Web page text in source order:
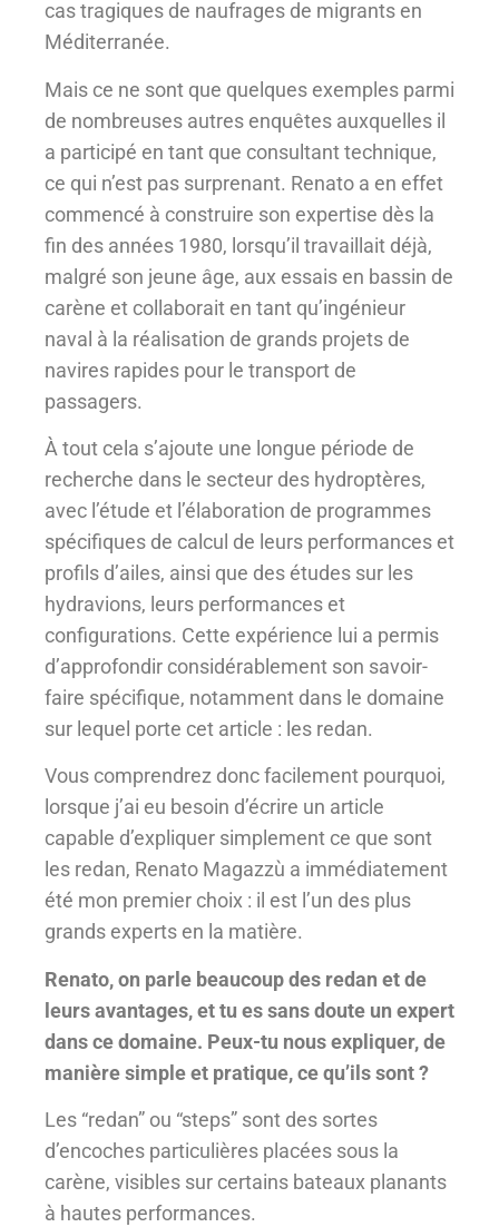
cas tragiques de naufrages de migrants en
Méditerranée.
Mais ce ne sont que quelques exemples parmi
de nombreuses autres enquêtes auxquelles il
a participé en tant que consultant technique,
ce qui n’est pas surprenant. Renato a en effet
commencé à construire son expertise dès la
fin des années 1980, lorsqu’il travaillait déjà,
malgré son jeune âge, aux essais en bassin de
carène et collaborait en tant qu’ingénieur
naval à la réalisation de grands projets de
navires rapides pour le transport de
passagers.
À tout cela s’ajoute une longue période de
recherche dans le secteur des hydroptères,
avec l’étude et l’élaboration de programmes
spécifiques de calcul de leurs performances et
profils d’ailes, ainsi que des études sur les
hydravions, leurs performances et
configurations. Cette expérience lui a permis
d’approfondir considérablement son savoir-
faire spécifique, notamment dans le domaine
sur lequel porte cet article : les redan.
Vous comprendrez donc facilement pourquoi,
lorsque j’ai eu besoin d’écrire un article
capable d’expliquer simplement ce que sont
les redan, Renato Magazzù a immédiatement
été mon premier choix : il est l’un des plus
grands experts en la matière.
Renato, on parle beaucoup des redan et de
leurs avantages, et tu es sans doute un expert
dans ce domaine. Peux-tu nous expliquer, de
manière simple et pratique, ce qu’ils sont ?
Les “redan” ou “steps” sont des sortes
d’encoches particulières placées sous la
carène, visibles sur certains bateaux planants
à hautes performances.